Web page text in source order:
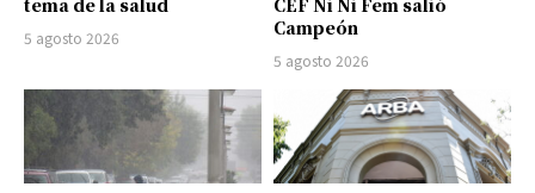
5 agosto 2026
Campeón
5 agosto 2026